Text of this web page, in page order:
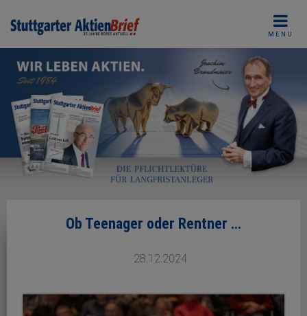
MENU
Ob Teenager oder Rentner …
28.12.2024